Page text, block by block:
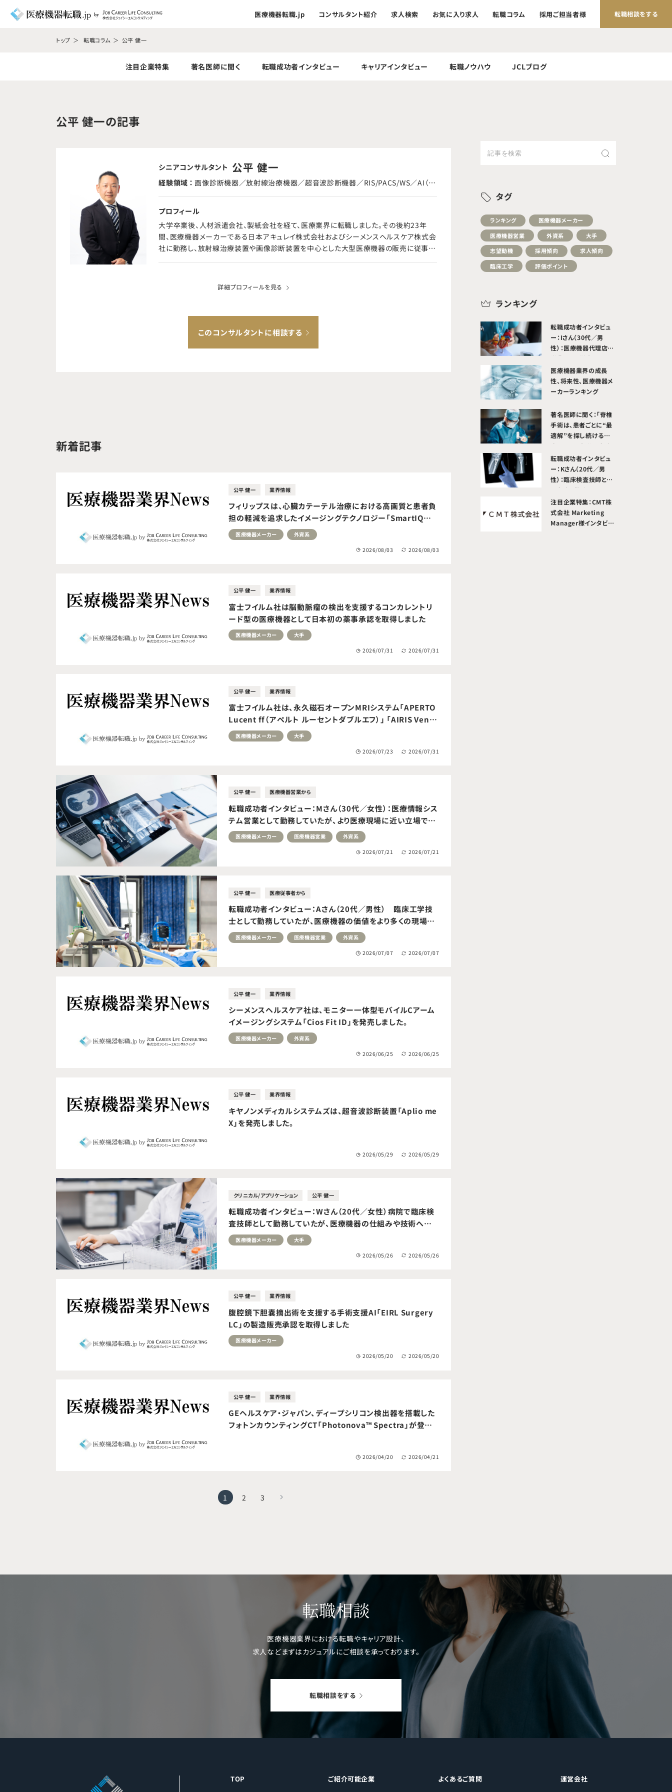
医療機器転職.jp コンサルタント紹介 求人検索 お気に入り求人 転職コラム 採用ご担当者様 転職相談をする
トップ 転職コラム 公平 健一
注目企業特集 著名医師に聞く 転職成功者インタビュー キャリアインタビュー 転職ノウハウ JCLブログ
公平 健一の記事
シニアコンサルタント 公平 健一
経験領域
画像診断機器／放射線治療機器／超音波診断機器／RIS/PACS/WS／AI（デ
プロフィール
大学卒業後、人材派遣会社、製紙会社を経て、医療業界に転職しました。その後約23年
間、医療機器メーカーである日本アキュレイ株式会社およびシーメンスヘルスケア株式会
社に勤務し、放射線治療装置や画像診断装置を中心とした大型医療機器の販売に従事し
複数年にわたる予算申請が必要です。その過程で、経営層への提案や、医師（脳神経外科、
ました。また、多くの企業と連携しながら、導入設計から仕様確認、入札対応、機器導入後
の保守までを一貫して対応していました。 エリアマネージャーおよび営業所長として就任
以降は、約15年間エリア戦略の策定と効率的な営業活動の推進を通じて、チームの売上
やシェアの拡大を実現しました。 KOL（Key Opinion Leader）と長期的で良好な関係を
詳細プロフィールを見る
このコンサルタントに相談する
新着記事
公平 健一 業界情報
フィリップスは、心臓カテーテル治療における高画質と患者負
担の軽減を追求したイメージングテクノロジー「SmartIQ
Technology」を販売開始しました
医療機器メーカー 外資系
2026/08/03 2026/08/03
公平 健一 業界情報
富士フイルム社は脳動脈瘤の検出を支援するコンカレントリ
ード型の医療機器として日本初の薬事承認を取得しました
医療機器メーカー 大手
2026/07/31 2026/07/31
公平 健一 業界情報
富士フイルム社は、永久磁石オープンMRIシステム「APERTO
Lucent ff（アペルト ルーセントダブルエフ）」 「AIRIS Vento
ff（エアリスベントダブルエフ）」の新モデルを発売しました
医療機器メーカー 大手
2026/07/23 2026/07/31
公平 健一 医療機器営業から
転職成功者インタビュー：Mさん（30代／女性）：医療情報シス
テム営業として勤務していたが、より医療現場に近い立場で専
門知識を活かしたいと考え転職活動を開始。外科系医療機器
メーカーへの転職に成功。
医療機器メーカー 医療機器営業 外資系
2026/07/21 2026/07/21
公平 健一 医療従事者から
転職成功者インタビュー：Aさん（20代／男性） 臨床工学技
士として勤務していたが、医療機器の価値をより多くの現場へ
届けたいと考えたことをきっかけに転職活動を開始。医療機器
メーカーの営業職へ転職成功。
医療機器メーカー 医療機器営業 外資系
2026/07/07 2026/07/07
公平 健一 業界情報
シーメンスヘルスケア社は、モニター一体型モバイルCアーム
イメージングシステム「Cios Fit ID」を発売しました。
医療機器メーカー 外資系
2026/06/25 2026/06/25
公平 健一 業界情報
キヤノンメディカルシステムズは、超音波診断装置「Aplio me
X」を発売しました。
2026/05/29 2026/05/29
クリニカル/アプリケーション 公平 健一
転職成功者インタビュー：Wさん（20代／女性）病院で臨床検
査技師として勤務していたが、医療機器の仕組みや技術への
関心の高まりと、チームで成果を生む働き方に挑戦したいと転
職活動を開始。医療機器メーカーのコールセンタースタッフへ
医療機器メーカー 大手
2026/05/26 2026/05/26
公平 健一 業界情報
腹腔鏡下胆嚢摘出術を支援する手術支援AI「EIRL Surgery
LC」の製造販売承認を取得しました
医療機器メーカー
2026/05/20 2026/05/20
公平 健一 業界情報
GEヘルスケア・ジャパン、ディープシリコン検出器を搭載した
フォトンカウンティングCT「Photonova™ Spectra」が登場
2026/04/20 2026/04/21
1 2 3
タグ
ランキング
医療機器メーカー
医療機器営業
外資系
大手
志望動機
採用傾向
求人傾向
臨床工学
評価ポイント
ランキング
転職成功者インタビュ
ー：Iさん（30代／男
性）：医療機器代理店で
営業として従事していた
が、メーカーとして製品
価値をより深く届けたい
思いから転職活動を開
転職成功。
医療機器業界の成長
性、将来性、医療機器メ
ーカーランキング
著名医師に聞く：「脊椎
手術は、患者ごとに“最
適解”を探し続ける医
療」関西医大附属病院
整形外科 講師 石原昌
幸 先生
転職成功者インタビュ
ー：Kさん（20代／男
性）：臨床検査技師とし
て病院で勤務していた
が、給与アップと成果が
正当に評価される環境
を求めて転職活動を開
注目企業特集：CMT株
式会社 Marketing
Manager様インタビュ
転職相談
医療機器業界における転職やキャリア設計、
求人などまずはカジュアルにご相談を承っております。
転職相談をする
TOP ご紹介可能企業 よくあるご質問 運営会社